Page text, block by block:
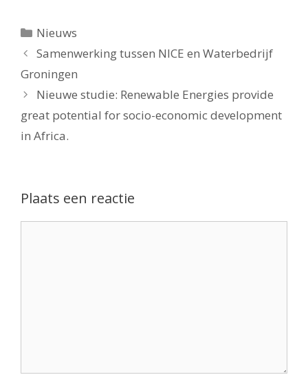
Categorieën
Nieuws
Samenwerking tussen NICE en Waterbedrijf
Groningen
Nieuwe studie: Renewable Energies provide
great potential for socio-economic development
in Africa.
Plaats een reactie